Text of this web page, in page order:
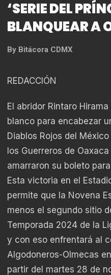
‘SERIE DEL
BLANQUEAR A
By Bitácora CDMX
REDACCIÓN
El abridor Rintaro
blanco para encabezar
Diablos Rojos del
los Guerreros de
amarraron su boleto
Esta victoria en el
permite que la Novena
menos el segundo sitio
Temporada 2024 de la
y con eso enfrentará al
Algodoneros-Olmecas
partir del martes 28 de